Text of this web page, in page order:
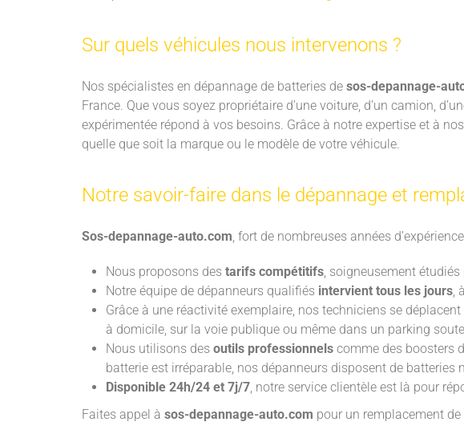
Sur quels véhicules nous intervenons ?
Nos spécialistes en dépannage de batteries de sos-depannage-
France. Que vous soyez propriétaire d’une voiture, d’un camion,
expérimentée répond à vos besoins. Grâce à notre expertise et à
quelle que soit la marque ou le modèle de votre véhicule.
Notre savoir-faire dans le dépannage et
Sos-depannage-auto.com, fort de nombreuses années
Nous proposons des tarifs compétitifs, soigneusement
Notre équipe de dépanneurs qualifiés intervient tous les jours,
Grâce à une réactivité exemplaire, nos techniciens se
à domicile, sur la voie publique ou même dans un parking
Nous utilisons des outils professionnels comme des boosters
batterie est irréparable, nos dépanneurs disposent de
Disponible 24h/24 et 7j/7, notre service clientèle est là pour
Faites appel à sos-depannage-auto.com pour un remplacement